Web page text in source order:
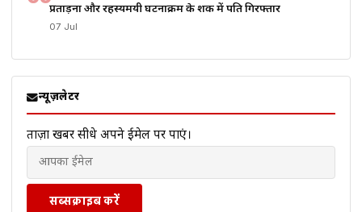
प्रताड़ना और रहस्यमयी घटनाक्रम के शक में पति गिरफ्तार
07 Jul
न्यूज़लेटर
ताज़ा खबरें सीधे अपने ईमेल पर पाएं।
सब्सक्राइब करें